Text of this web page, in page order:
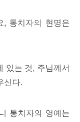
, 통치자의 현명은
있는 것, 주님께서
신다.
통치자의 영예는